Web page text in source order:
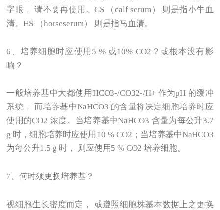
字眼， 请不要再使用。CS （calf serum） 则是指小牛血
清。HS （horseserum） 则是指马血清。
6 、培养细胞时应使用5 % 或10% CO2？或根本没有影
响？
一般培养基中大都使用HCO3-/CO32-/H+ 作为pH 的缓冲
系统， 而培养基中NaHCO3 的含量将决定细胞培养时应
使用的CO2 浓度。当培养基中NaHCO3 含量为每公升3.7
g 时，细胞培养时应使用10 % CO2；当培养基中NaHCO3
为每公升1.5 g 时， 则应使用5 % CO2 培养细胞。
7、何时须更换培养基？
视细胞生长密度而定， 或遵照细胞株基本数据上之更换